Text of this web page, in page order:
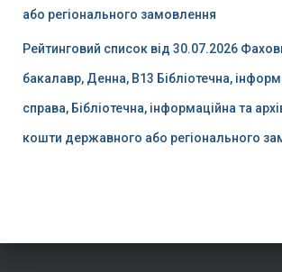
або регіонального замовлення
Рейтинговий список від 30.07.2026
бакалавр, Денна, B13 Бібліотечна,
справа, Бібліотечна, інформаційна та
кошти державного або регіонального